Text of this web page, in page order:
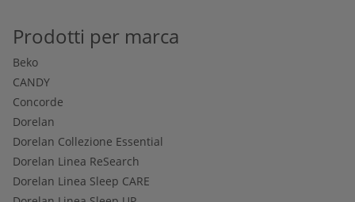
Prodotti per marca
Beko
CANDY
Concorde
Dorelan
Dorelan Collezione Essential
Dorelan Linea ReSearch
Dorelan Linea Sleep CARE